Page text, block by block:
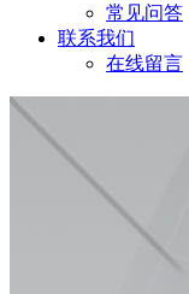
常见问答
联系我们
在线留言